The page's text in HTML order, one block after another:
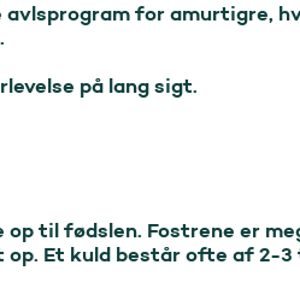
for amurtigre,
på lang sigt.
til fødslen. Fostrene er
Et kuld består ofte af 2-3